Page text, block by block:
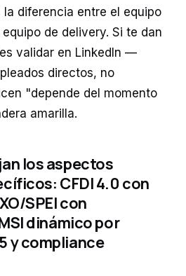
diferencia entre el equipo
de delivery. Si te dan
validar en LinkedIn —
directos, no
"depende del momento
amarilla.
los aspectos
CFDI 4.0 con
SPEI con
dinámico por
y compliance